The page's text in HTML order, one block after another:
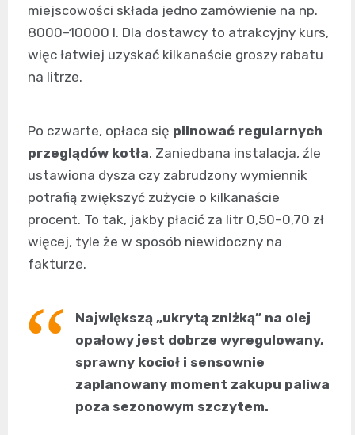
miejscowości składa jedno zamówienie na np.
8000–10000 l. Dla dostawcy to atrakcyjny kurs,
więc łatwiej uzyskać kilkanaście groszy rabatu
na litrze.
Po czwarte, opłaca się pilnować regularnych
przeglądów kotła. Zaniedbana instalacja, źle
ustawiona dysza czy zabrudzony wymiennik
potrafią zwiększyć zużycie o kilkanaście
procent. To tak, jakby płacić za litr 0,50–0,70 zł
więcej, tyle że w sposób niewidoczny na
fakturze.
Największą „ukrytą zniżką” na olej
opałowy jest dobrze wyregulowany,
sprawny kocioł i sensownie
zaplanowany moment zakupu paliwa
poza sezonowym szczytem.